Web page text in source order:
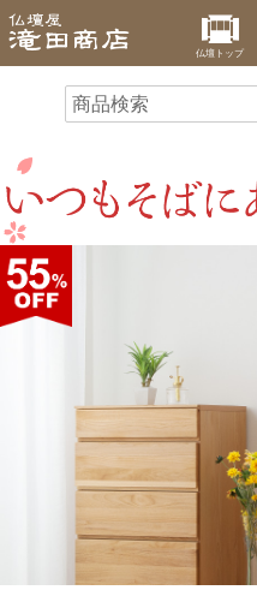
仏壇トップ